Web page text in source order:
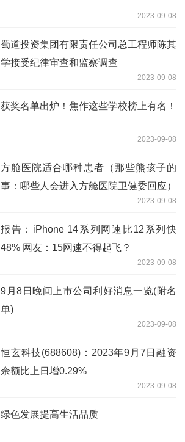
2023-09-08
蜀道投资集团有限责任公司总工程师陈其
学接受纪律审查和监察调查
2023-09-08
获奖名单出炉！焦作这些学校榜上有名！
2023-09-08
方舱医院适合哪种患者（那些熊孩子的
事：哪些人会进入方舱医院卫健委回应）
2023-09-08
报告：iPhone 14系列网速比12系列快
48% 网友：15网速不得起飞？
2023-09-08
9月8日晚间上市公司利好消息一览(附名
单)
2023-09-08
恒玄科技(688608)：2023年9月7日融资
余额比上日增0.29%
2023-09-08
绿色发展提高生活品质